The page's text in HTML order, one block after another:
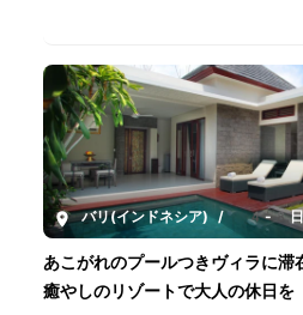
バリ(インドネシア) / 4-8日
あこがれのプールつきヴィラに滞
癒やしのリゾートで大人の休日を